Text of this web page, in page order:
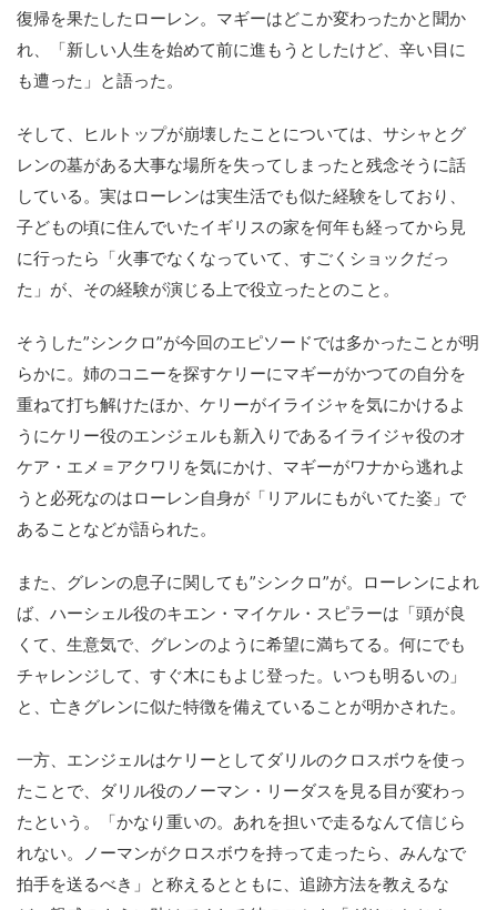
復帰を果たしたローレン。マギーはどこか変わったかと聞か
れ、「新しい人生を始めて前に進もうとしたけど、辛い目に
も遭った」と語った。
そして、ヒルトップが崩壊したことについては、サシャとグ
レンの墓がある大事な場所を失ってしまったと残念そうに話
している。実はローレンは実生活でも似た経験をしており、
子どもの頃に住んでいたイギリスの家を何年も経ってから見
に行ったら「火事でなくなっていて、すごくショックだっ
た」が、その経験が演じる上で役立ったとのこと。
そうした”シンクロ”が今回のエピソードでは多かったことが明
らかに。姉のコニーを探すケリーにマギーがかつての自分を
重ねて打ち解けたほか、ケリーがイライジャを気にかけるよ
うにケリー役のエンジェルも新入りであるイライジャ役のオ
ケア・エメ＝アクワリを気にかけ、マギーがワナから逃れよ
うと必死なのはローレン自身が「リアルにもがいてた姿」で
あることなどが語られた。
また、グレンの息子に関しても”シンクロ”が。ローレンによれ
ば、ハーシェル役のキエン・マイケル・スピラーは「頭が良
くて、生意気で、グレンのように希望に満ちてる。何にでも
チャレンジして、すぐ木にもよじ登った。いつも明るいの」
と、亡きグレンに似た特徴を備えていることが明かされた。
一方、エンジェルはケリーとしてダリルのクロスボウを使っ
たことで、ダリル役のノーマン・リーダスを見る目が変わっ
たという。「かなり重いの。あれを担いで走るなんて信じら
れない。ノーマンがクロスボウを持って走ったら、みんなで
拍手を送るべき」と称えるとともに、追跡方法を教えるな